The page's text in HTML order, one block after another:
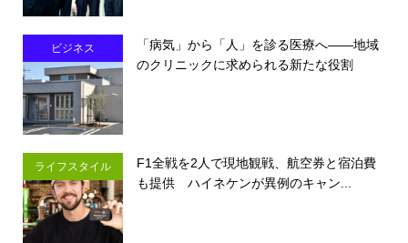
ビジネス
「病気」から「人」を診る医療へ――地域
のクリニックに求められる新たな役割
ライフスタイル
F1全戦を2人で現地観戦、航空券と宿泊費
も提供 ハイネケンが異例のキャン...